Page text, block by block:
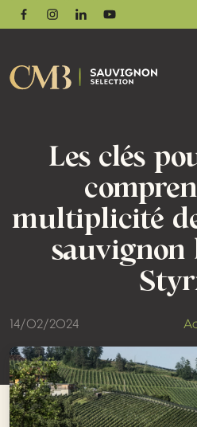
FacebookInstagram
LinkedinYoutube
Les clés
multiplicité
sauvignon
14/02/2024